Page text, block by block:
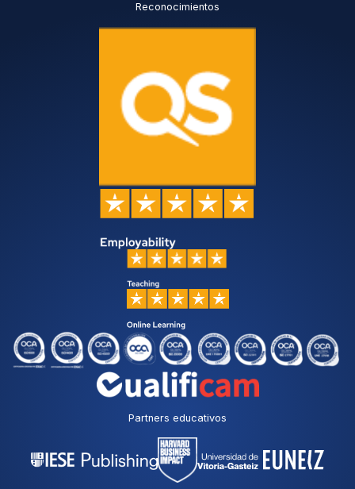
Reconocimientos
Partners educativos